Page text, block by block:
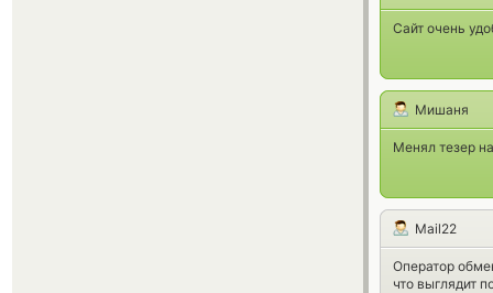
Сайт очень
Мишаня
Менял тезер
Mail22
Оператор
что выглядит